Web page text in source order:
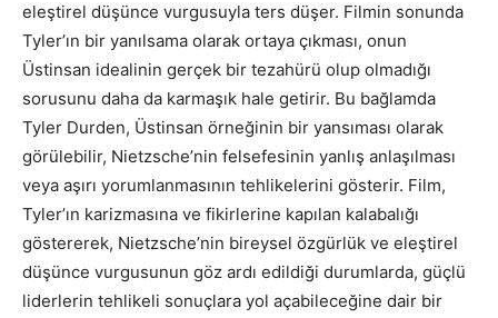
eleştirel düşünce vurgusuyla ters düşer. Filmin sonunda
Tyler’ın bir yanılsama olarak ortaya çıkması, onun
Üstinsan idealinin gerçek bir tezahürü olup olmadığı
sorusunu daha da karmaşık hale getirir. Bu bağlamda
Tyler Durden, Üstinsan örneğinin bir yansıması olarak
görülebilir, Nietzsche’nin felsefesinin yanlış anlaşılması
veya aşırı yorumlanmasının tehlikelerini gösterir. Film,
Tyler’ın karizmasına ve fikirlerine kapılan kalabalığı
göstererek, Nietzsche’nin bireysel özgürlük ve eleştirel
düşünce vurgusunun göz ardı edildiği durumlarda, güçlü
liderlerin tehlikeli sonuçlara yol açabileceğine dair bir